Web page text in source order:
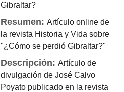
Gibraltar?
Resumen:Artículo online de
la revista Historia y Vida sobre
"¿Cómo se perdió Gibraltar?"
Descripción:Artículo de
divulgación de José Calvo
Poyato publicado en la revista